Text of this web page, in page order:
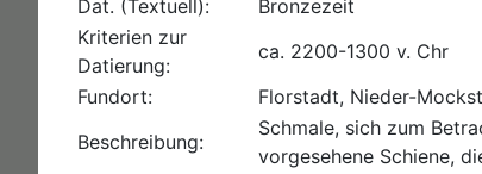
Dat. (Textuell):
Bronzezeit
Kriterien zur
Datierung:
ca. 2200-1300 v. Chr
Fundort:
Florstadt, Nieder-
Beschreibung:
Schmale, sich zum
vorgesehene Schiene,